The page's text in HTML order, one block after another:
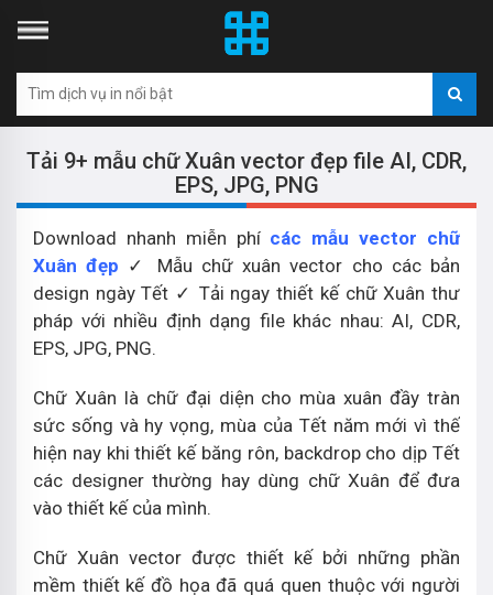
Tải 9+ mẫu chữ Xuân vector đẹp file AI, CDR,
EPS, JPG, PNG
Download nhanh miễn phí các mẫu vector chữ
Xuân đẹp ✓ Mẫu chữ xuân vector cho các bản
design ngày Tết ✓ Tải ngay thiết kế chữ Xuân thư
pháp với nhiều định dạng file khác nhau: AI, CDR,
EPS, JPG, PNG.
Chữ Xuân là chữ đại diện cho mùa xuân đầy tràn
sức sống và hy vọng, mùa của Tết năm mới vì thế
hiện nay khi thiết kế băng rôn, backdrop cho dịp Tết
các designer thường hay dùng chữ Xuân để đưa
vào thiết kế của mình.
Chữ Xuân vector được thiết kế bởi những phần
mềm thiết kế đồ họa đã quá quen thuộc với người